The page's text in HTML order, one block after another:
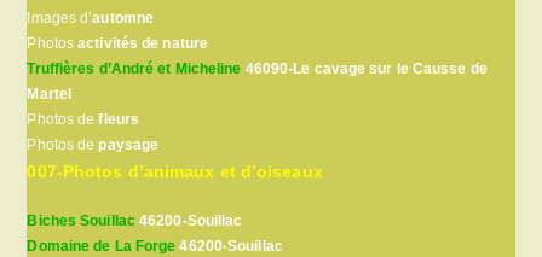
Images d’automne
Photosactivités de nature
Truffières d’André et Micheline 46090-Le cavage sur le Causse de
Martel
Photos defleurs
Photos depaysage
007-Photos d’animaux et d’oiseaux
Biches Souillac46200-Souillac
Domaine de La Forge 46200-Souillac